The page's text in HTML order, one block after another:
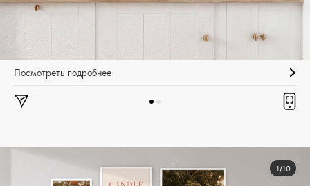
Посмотреть подробнее
1/10